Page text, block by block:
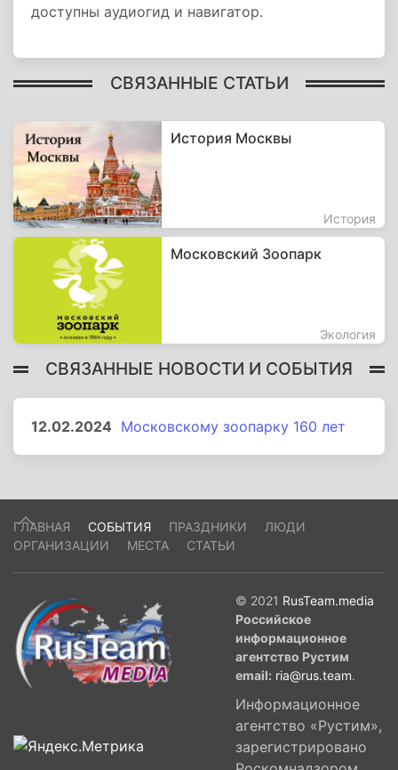
доступны аудиогид и навигатор.
СВЯЗАННЫЕ СТАТЬИ
История Москвы
История
Московский Зоопарк
Экология
СВЯЗАННЫЕ НОВОСТИ И СОБЫТИЯ
12.02.2024 Московскому зоопарку 160 лет
ГЛАВНАЯ СОБЫТИЯ ПРАЗДНИКИ
ЛЮДИ
ОРГАНИЗАЦИИ
МЕСТА СТАТЬИ
© 2021 RusTeam.media
Российское
информационное
агентство Рустим
email: ria@rus.team.
Информационное
агентство «Рустим»,
зарегистрировано